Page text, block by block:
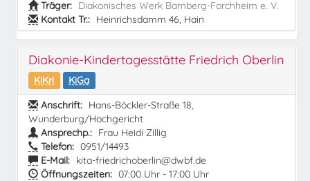
Träger: Diakonisches Werk Bamberg-Forchheim e. V.
Kontakt Tr.: Heinrichsdamm 46, Hain
Diakonie-Kindertagesstätte Friedrich Oberlin
KiKri
KiGa
Anschrift: Hans-Böckler-Straße 18,
Wunderburg/Hochgericht
Ansprechp.: Frau Heidi Zillig
Telefon: 0951/14493
E-Mail: kita-friedrichoberlin@dwbf.de
Öffnungszeiten: 07:00 Uhr - 17:00 Uhr